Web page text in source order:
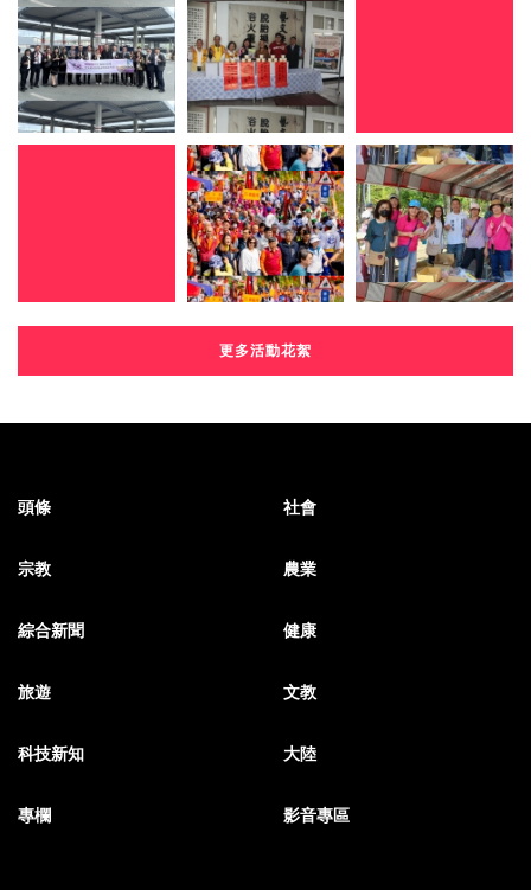
更多活動花絮
頭條 社會
宗教 農業
綜合新聞 健康
旅遊 文教
科技新知 大陸
專欄 影音專區